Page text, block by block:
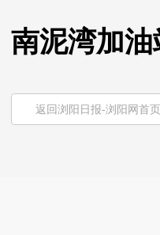
南泥湾加
返回浏阳日报-浏阳网首页